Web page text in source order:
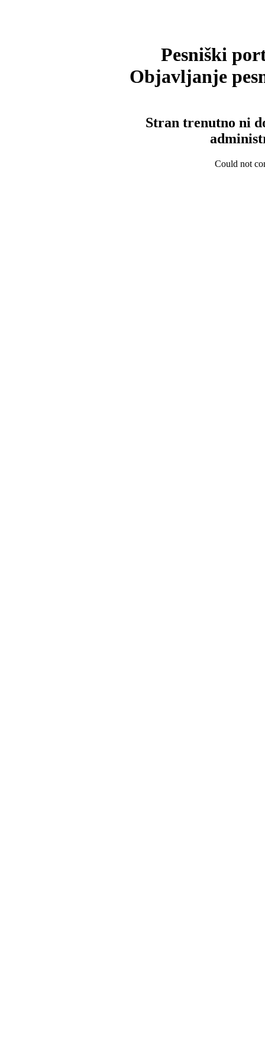
Pesniški
Objavljanje
Stran trenutno ni
Could not